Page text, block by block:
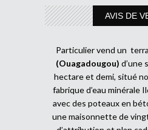
AVIS DE
Particulier vend un
(Ouagadougou) d’une
hectare et demi, situé
fabrique d’eau minérale
avec des poteaux en
une maisonnette de